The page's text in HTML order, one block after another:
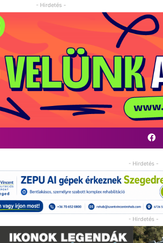
- Hirdetés -
- Hirdetés -
- Hirdetés -